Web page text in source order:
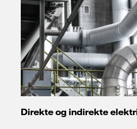
Direkte og indirekte